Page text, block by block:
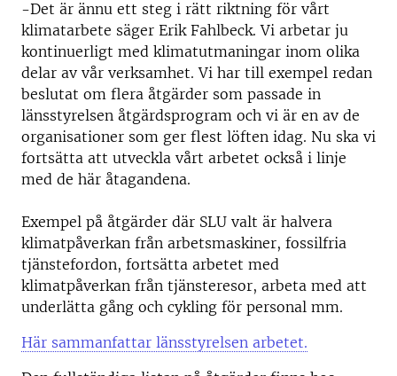
-Det är ännu ett steg i rätt riktning för vårt
klimatarbete säger Erik Fahlbeck. Vi arbetar ju
kontinuerligt med klimatutmaningar inom olika
delar av vår verksamhet. Vi har till exempel redan
beslutat om flera åtgärder som passade in
länsstyrelsen åtgärdsprogram och vi är en av de
organisationer som ger flest löften idag. Nu ska vi
fortsätta att utveckla vårt arbetet också i linje
med de här åtagandena.
Exempel på åtgärder där SLU valt är halvera
klimatpåverkan från arbetsmaskiner, fossilfria
tjänstefordon, fortsätta arbetet med
klimatpåverkan från tjänsteresor, arbeta med att
underlätta gång och cykling för personal mm.
Här sammanfattar länsstyrelsen arbetet.